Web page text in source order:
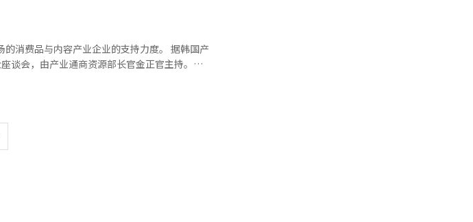
为未来经济合作结构铺路。尤其是在半导体、
开始探讨联合研发、共拓市场、实现双赢的新
：修复情感拉近心理
观
韩中之间珍贵的共同历史记忆，并肩战斗的这
士亲手制作年糕饺子汤招待中国女性代表，这
未来。
水也迫使产能收缩。两家公司在中国的整车
目前的4家，现代汽车保留北京第二、第三工
进一步跃升至18万辆。依托出口基地化战略，
，并计划在2030年前将中国市场的电动车阵
与内容产业企业的支持力度。 据韩国产
谈会，由产业通商资源部长官金正官主持。本
14家代表性企业及3家支援机构参加，各方围
资振兴公社（KOTRA）、韩国贸易保险公社